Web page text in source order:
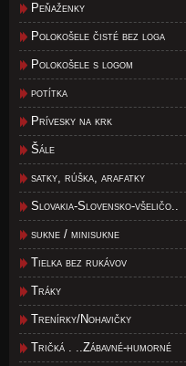
Peňaženky
Polokošele čisté bez loga
Polokošele s logom
potítka
Prívesky na krk
Šále
satky, rúška, arafatky
Slovakia-Slovensko-všeličo..
sukne / minisukne
Tielka bez rukávov
Tráky
Trenírky/Nohavičky
Tričká . ..Zábavné-humorné